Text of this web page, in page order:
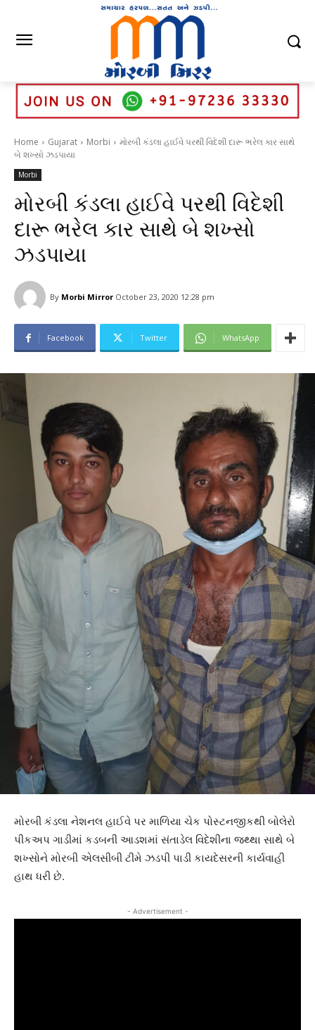
Home Gujarat Morbi
મોરબી કંડલા હાઈવે પરથી વિદેશી દારૂ ભરેલ કાર સાથે
બે શખ્સો ઝડપાયા
Morbi
મોરબી કંડલા હાઈવે પરથી વિદેશી
દારૂ ભરેલ કાર સાથે બે શખ્સો
ઝડપાયા
By Morbi Mirror October 23, 2020 12:28 pm
Facebook Twitter WhatsApp
મોરબી કંડલા નેશનલ હાઈવે પર માળિયા ચેક પોસ્ટનજીકથી બોલેરો
પીકઅપ ગાડીમાં કડબની આડશમાં સંતાડેલ વિદેશીના જથ્થા સાથે બે
શખ્સોને મોરબી એલસીબી ટીમે ઝડપી પાડી કાયદેસરની કાર્યવાહી
હાથ ધરી છે.
- Advertisement -